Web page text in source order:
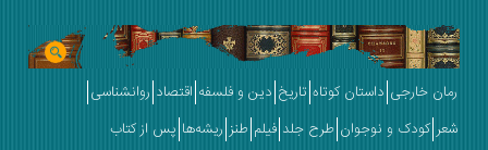
رمان خارجی داستان کوتاه تاریخ دین و فلسفه اقتصاد روانشناسی
شعر کودک و نوجوان طرح جلد فیلم طنز ریشه‌ها پس از کتاب